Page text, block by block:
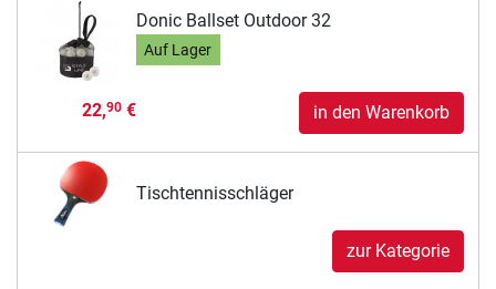
Donic Ballset Outdoor 32
Auf Lager
22,90€ in den Warenkorb
Tischtennisschläger
zur Kategorie